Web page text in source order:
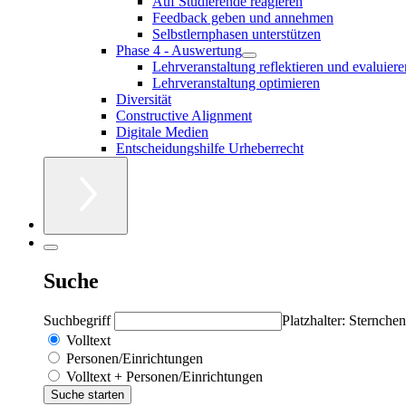
Feedback geben und annehmen
Selbstlernphasen unterstützen
Phase 4 - Auswertung
Lehrveranstaltung reflektieren und
Lehrveranstaltung optimieren
Diversität
Constructive Alignment
Digitale Medien
Entscheidungshilfe Urheberrecht
Suche
Suchbegriff
Platzhalter:
Volltext
Personen/Einrichtungen
Volltext + Personen/Einrichtungen